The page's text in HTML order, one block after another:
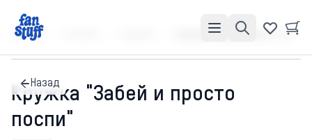
Главная Кружка "Забей и просто поспи"
Назад
Кружка "Забей и просто
поспи"